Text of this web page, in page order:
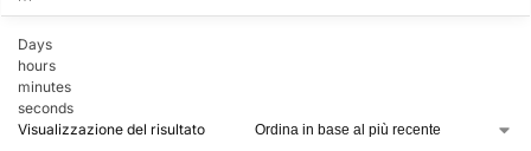
Days
hours
minutes
seconds
Visualizzazione del risultato